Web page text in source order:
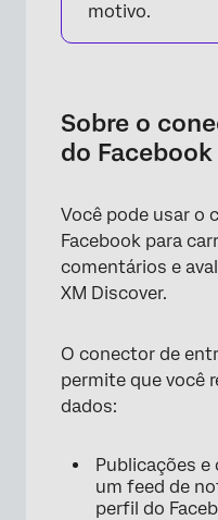
motivo.
Sobre o
do Facebook
Você pode usar o
Facebook para
comentários e
XM Discover.
O conector de
permite que você
dados:
Publicações
um feed de
perfil do